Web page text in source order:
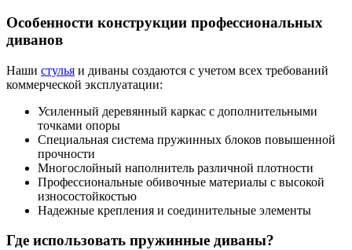
Особенности конструкции профессиональных
диванов
Наши стулья и диваны создаются с учетом всех требований
коммерческой эксплуатации:
Усиленный деревянный каркас с дополнительными
точками опоры
Специальная система пружинных блоков повышенной
прочности
Многослойный наполнитель различной плотности
Профессиональные обивочные материалы с высокой
износостойкостью
Надежные крепления и соединительные элементы
Где использовать пружинные диваны?